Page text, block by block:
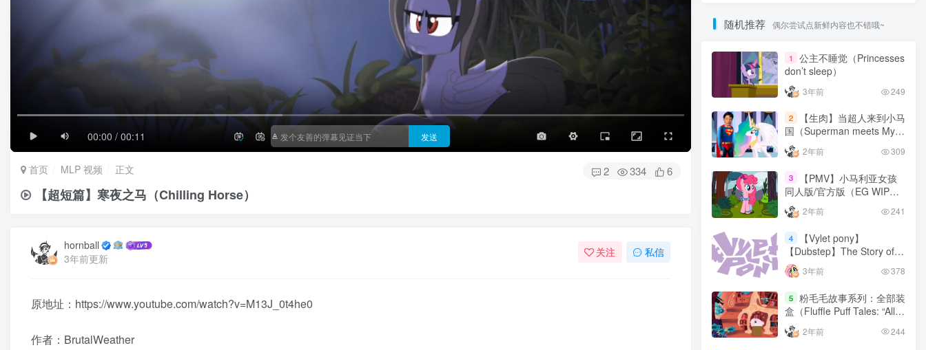
00:00 / 00:11
100%
半屏 3/4 满屏
3/4
25px
极慢
适中
发送
首页 MLP 视频 正文 2 334 6
【超短篇】寒夜之马（Chilling Horse）
hornball
3年前更新
关注 私信
原地址：https://www.youtube.com/watch?v=M13J_0t4he0
作者：BrutalWeather
随机推荐 偶尔尝试点新鲜内容也不错哦~
1
公主不睡觉（Princesses
don’t sleep）
3年前 249
2
【生肉】当超人来到小马
国（Superman meets My
Little Pony）
2年前 309
3
【PMV】小马利亚女孩
同人版/官方版（EG WIP
California Girls | Equestria
Girls）2年前 241
4
【Vylet pony】
【Dubstep】The Story of
DJ Goober
3年前 378
5 粉毛毛故事系列：全部装
盒（Fluffle Puff Tales: “All
Boxed Up”）
2年前 244